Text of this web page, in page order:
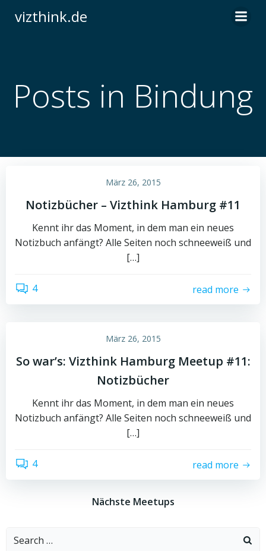
vizthink.de
Posts in Bindung
März 26, 2015
Notizbücher – Vizthink Hamburg #11
Kennt ihr das Moment, in dem man ein neues
Notizbuch anfängt? Alle Seiten noch schneeweiß und
[…]
4 read more
März 26, 2015
So war’s: Vizthink Hamburg Meetup #11:
Notizbücher
Kennt ihr das Moment, in dem man ein neues
Notizbuch anfängt? Alle Seiten noch schneeweiß und
[…]
4 read more
Nächste Meetups
Search